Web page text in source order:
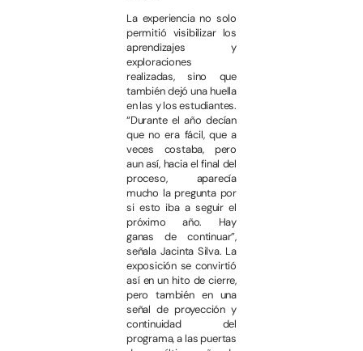
La experiencia no solo
permitió visibilizar los
aprendizajes y
exploraciones
realizadas, sino que
también dejó una huella
en las y los estudiantes.
“Durante el año decían
que no era fácil, que a
veces costaba, pero
aun así, hacia el final del
proceso, aparecía
mucho la pregunta por
si esto iba a seguir el
próximo año. Hay
ganas de continuar”,
señala Jacinta Silva. La
exposición se convirtió
así en un hito de cierre,
pero también en una
señal de proyección y
continuidad del
programa, a las puertas